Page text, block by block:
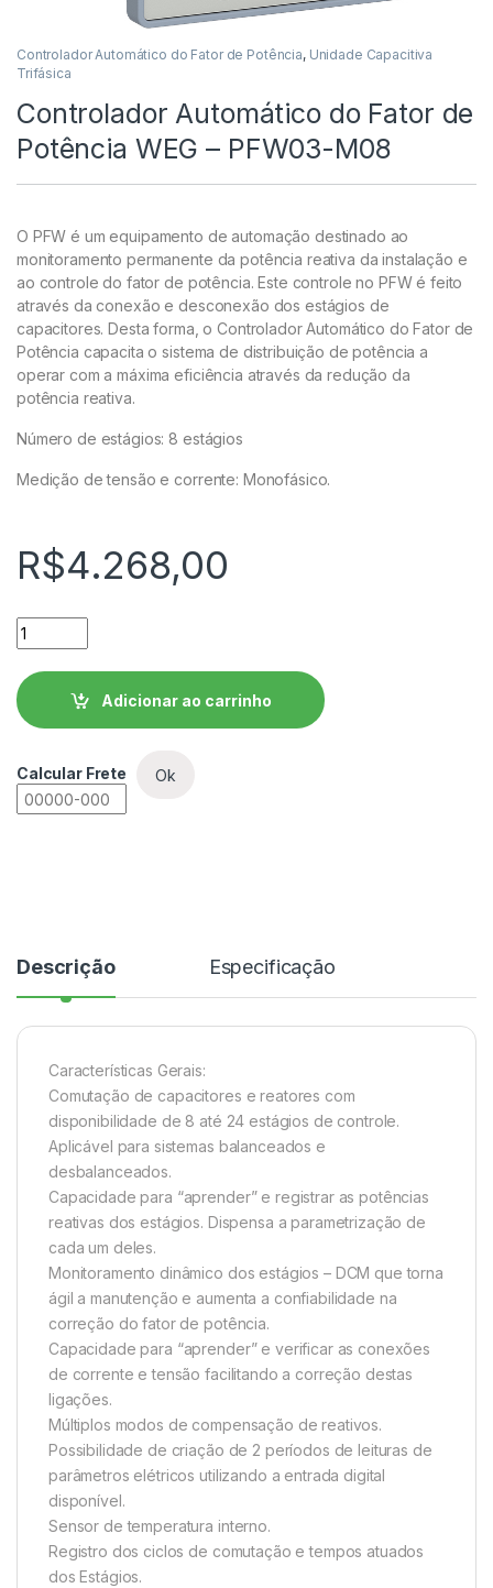
Controlador Automático do Fator de Potência, Unidade Capacitiva
Trifásica
Controlador Automático do Fator de
Potência WEG – PFW03-M08
O PFW é um equipamento de automação destinado ao
monitoramento permanente da potência reativa da instalação e
ao controle do fator de potência. Este controle no PFW é feito
através da conexão e desconexão dos estágios de
capacitores. Desta forma, o Controlador Automático do Fator de
Potência capacita o sistema de distribuição de potência a
operar com a máxima eficiência através da redução da
potência reativa.
Número de estágios: 8 estágios
Medição de tensão e corrente: Monofásico.
R$4.268,00
Controlador Automático do Fator de Potência WEG -
Adicionar ao carrinho
Calcular Frete Ok
Descrição Especificação
Características Gerais:
Comutação de capacitores e reatores com
disponibilidade de 8 até 24 estágios de controle.
Aplicável para sistemas balanceados e
desbalanceados.
Capacidade para “aprender” e registrar as potências
reativas dos estágios. Dispensa a parametrização de
cada um deles.
Monitoramento dinâmico dos estágios – DCM que torna
ágil a manutenção e aumenta a confiabilidade na
correção do fator de potência.
Capacidade para “aprender” e verificar as conexões
de corrente e tensão facilitando a correção destas
ligações.
Múltiplos modos de compensação de reativos.
Possibilidade de criação de 2 períodos de leituras de
parâmetros elétricos utilizando a entrada digital
disponível.
Sensor de temperatura interno.
Registro dos ciclos de comutação e tempos atuados
dos Estágios.